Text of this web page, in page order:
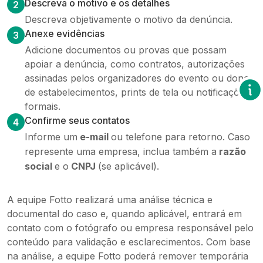
2
Descreva o motivo e os detalhes
Descreva objetivamente o motivo da denúncia.
3 Anexe evidências
Adicione documentos ou provas que possam
apoiar a denúncia, como contratos, autorizações
assinadas pelos organizadores do evento ou donos
de estabelecimentos, prints de tela ou notificações
formais.
4 Confirme seus contatos
Informe um e-mail ou telefone para retorno. Caso
represente uma empresa, inclua também a razão
social e o CNPJ (se aplicável).
A equipe Fotto realizará uma análise técnica e
documental do caso e, quando aplicável, entrará em
contato com o fotógrafo ou empresa responsável pelo
conteúdo para validação e esclarecimentos. Com base
na análise, a equipe Fotto poderá remover temporária